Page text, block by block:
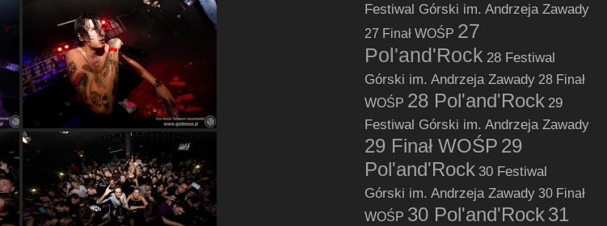
Festiwal Górski im. Andrzeja Zawady
27 Finał WOŚP 27
Pol'and'Rock 28 Festiwal
Górski im. Andrzeja Zawady 28 Finał
WOŚP 28 Pol'and'Rock 29
Festiwal Górski im. Andrzeja Zawady
29 Finał WOŚP 29
Pol'and'Rock 30 Festiwal
Górski im. Andrzeja Zawady 30 Finał
WOŚP 30 Pol'and'Rock31